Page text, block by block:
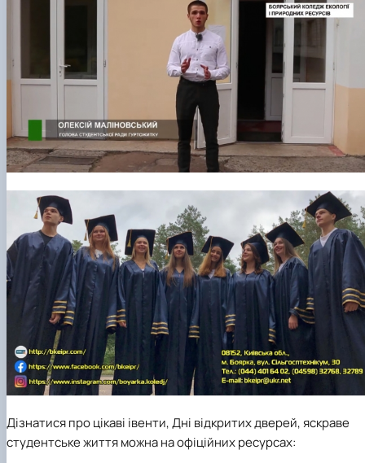
Дізнатися про цікаві івенти, Дні відкритих дверей, яскраве
студентське життя можна на офіційних ресурсах: